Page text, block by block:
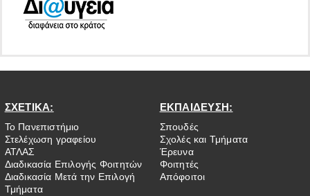
ΣΧΕΤΙΚΑ:
Το Πανεπιστήμιο
Στελέχωση γραφείου
ΑΤΛΑΣ
Διαδικασία Επιλογής Φοιτητών
Διαδικασία Μετά την Επιλογή
Τμήματα
ΕΚΠΑΙΔΕΥΣΗ:
Σπουδές
Σχολές και Τμήματα
Έρευνα
Φοιτητές
Απόφοιτοι